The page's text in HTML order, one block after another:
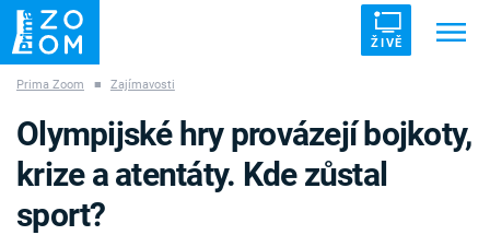
ŽIVĚ
ZÁHADY VETŘELCI DÁVNOVĚKU
Prima Zoom ■ Zajímavosti
Olympijské hry provázejí bojkoty,
krize a atentáty. Kde zůstal
sport?